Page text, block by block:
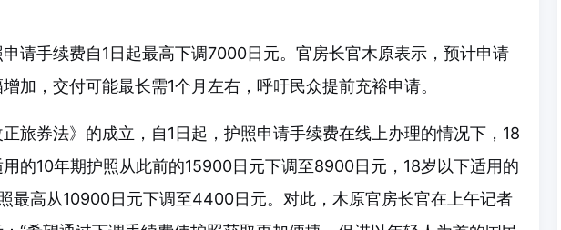
申请手续费自1日起最高下调7000日元。官房长官木原表示，预计申请
加，交付可能最长需1个月左右，呼吁民众提前充裕申请。
旅券法》的成立，自1日起，护照申请手续费在线上办理的情况下，18
的10年期护照从此前的15900日元下调至8900日元，18岁以下适用的
最高从10900日元下调至4400日元。对此，木原官房长官在上午记者